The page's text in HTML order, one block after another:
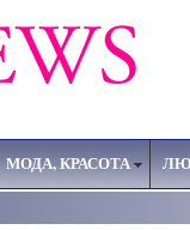
МОДА, КРАСОТА